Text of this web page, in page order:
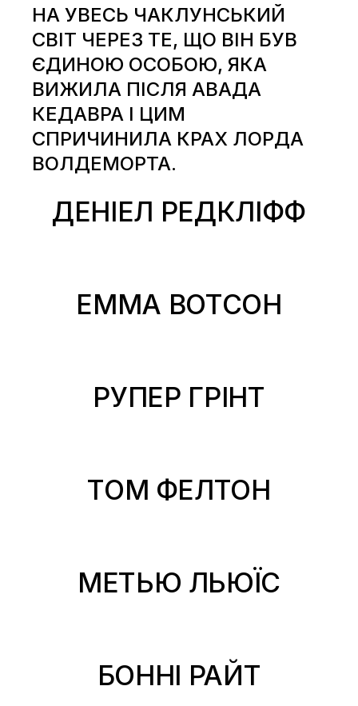
НА УВЕСЬ ЧАКЛУНСЬКИЙ
СВІТ ЧЕРЕЗ ТЕ, ЩО ВІН БУВ
ЄДИНОЮ ОСОБОЮ, ЯКА
ВИЖИЛА ПІСЛЯ АВАДА
КЕДАВРА І ЦИМ
СПРИЧИНИЛА КРАХ ЛОРДА
ВОЛДЕМОРТА.
ДЕНІЕЛ РЕДКЛІФФ
ЕММА ВОТСОН
РУПЕР ГРІНТ
ТОМ ФЕЛТОН
МЕТЬЮ ЛЬЮЇС
БОННІ РАЙТ